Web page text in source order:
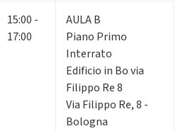
15:00 -
17:00
AULA B
Piano Primo
Interrato
Edificio in Bo via
Filippo Re 8
Via Filippo Re, 8 -
Bologna